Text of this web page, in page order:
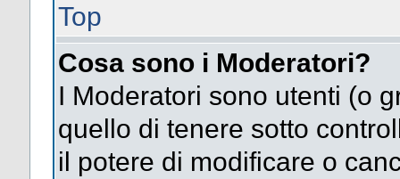
Top
Cosa sono i Moderatori?
I Moderatori sono utenti (o
quello di tenere sotto
il potere di modificare o